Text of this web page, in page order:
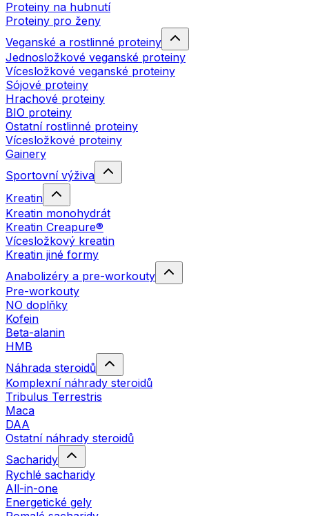
Proteiny na hubnutí
Proteiny pro ženy
Veganské a rostlinné proteiny
Jednosložkové veganské proteiny
Vícesložkové veganské proteiny
Sójové proteiny
Hrachové proteiny
BIO proteiny
Ostatní rostlinné proteiny
Vícesložkové proteiny
Gainery
Sportovní výživa
Kreatin
Kreatin monohydrát
Kreatin Creapure®
Vícesložkový kreatin
Kreatin jiné formy
Anabolizéry a pre-workouty
Pre-workouty
NO doplňky
Kofein
Beta-alanin
HMB
Náhrada steroidů
Komplexní náhrady steroidů
Tribulus Terrestris
Maca
DAA
Ostatní náhrady steroidů
Sacharidy
Rychlé sacharidy
All-in-one
Energetické gely